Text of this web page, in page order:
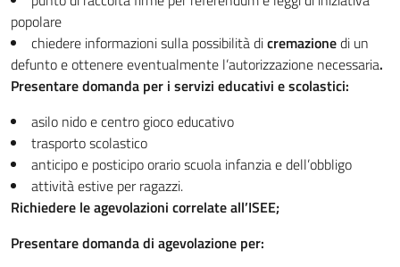
popolare
chiedere informazioni sulla possibilità dicremazionedi un
defunto e ottenere eventualmente l’autorizzazione necessaria.
Presentare domanda per i servizi educativi e scolastici:
asilo nido e centro gioco educativo
trasporto scolastico
anticipo e posticipo orario scuola infanzia e dell’obbligo
attività estive per ragazzi.
Richiedere le agevolazioni correlate all’ISEE;
Presentare domanda di agevolazione per: